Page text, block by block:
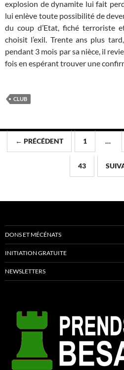
explosion de dynamite lui fait
lui enlève toute possibilité de
du coup d’Etat, fiché terroriste
choisit l’exil. Trente ans plus
pendant 3 mois par sa nièce, il
fois en espérant trouver une
CLUB
Navigation
des
← PRÉCÉDENT 1 …
43
DONS ET MÉCÉNATS
INITIATION GRATUITE
NEWSLETTERS